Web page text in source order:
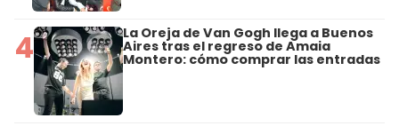
4 La Oreja de Van Gogh llega a Buenos
Aires tras el regreso de Amaia
Montero: cómo comprar las entradas